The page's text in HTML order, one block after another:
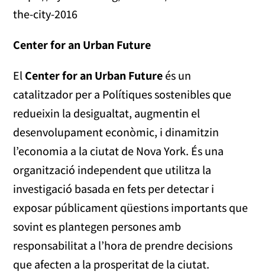
the-city-2016
Center for an Urban Future
ElCenter for an Urban Futureés un
catalitzador per a Polítiques sostenibles que
redueixin la desigualtat, augmentin el
desenvolupament econòmic, i dinamitzin
l’economia a la ciutat de Nova York. És una
organització independent que utilitza la
investigació basada en fets per detectar i
exposar públicament qüestions importants que
sovint es plantegen persones amb
responsabilitat a l’hora de prendre decisions
que afecten a la prosperitat de la ciutat.